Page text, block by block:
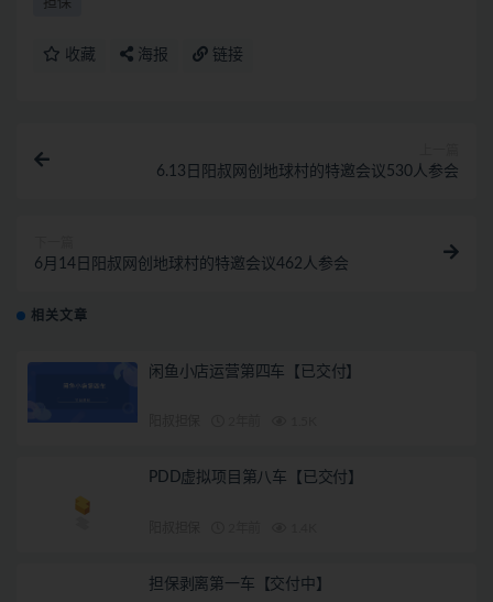
收藏 海报 链接
6.13日阳叔网创地球村的特邀会议530人参会
6月14日阳叔网创地球村的特邀会议462人参会
相关文章
闲鱼小店运营第四车【已交付】
PDD虚拟项目第八车【已交付】
担保剥离第一车【交付中】